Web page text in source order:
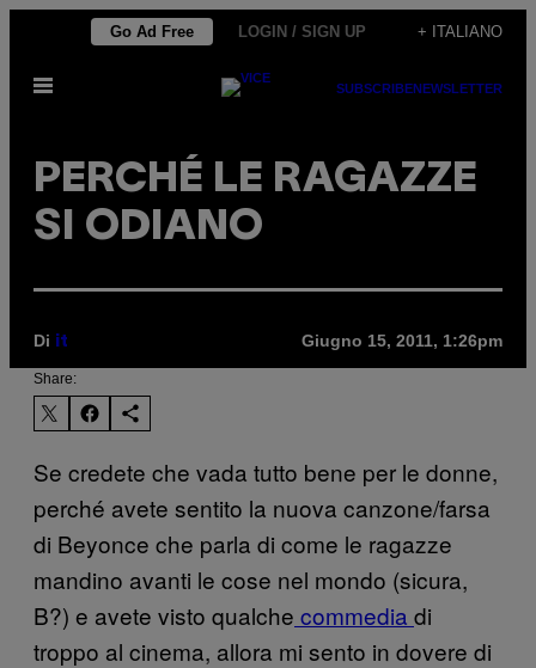
contenuto
Go Ad Free LOGIN / SIGN UP + ITALIANO
Apri
SUBSCRIBENEWSLETTER
PERCHÉ LE RAGAZZE
SI ODIANO
Di it Giugno 15, 2011, 1:26pm
Share:
Se credete che vada tutto bene per le donne,
perché avete sentito la nuova canzone/farsa
di Beyonce che parla di come le ragazze
mandino avanti le cose nel mondo (sicura,
B?) e avete visto qualche commedia di
troppo al cinema, allora mi sento in dovere di